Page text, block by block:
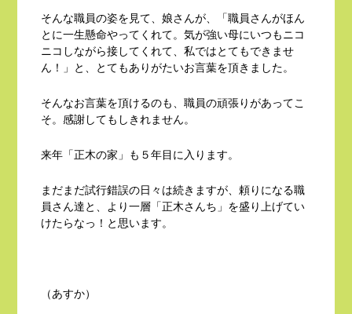
そんな職員の姿を見て、娘さんが、「職員さんがほん
とに一生懸命やってくれて。気が強い母にいつもニコ
ニコしながら接してくれて、私ではとてもできませ
ん！」と、とてもありがたいお言葉を頂きました。
そんなお言葉を頂けるのも、職員の頑張りがあってこ
そ。感謝してもしきれません。
来年「正木の家」も５年目に入ります。
まだまだ試行錯誤の日々は続きますが、頼りになる職
員さん達と、より一層「正木さんち」を盛り上げてい
けたらなっ！と思います。
（あすか）